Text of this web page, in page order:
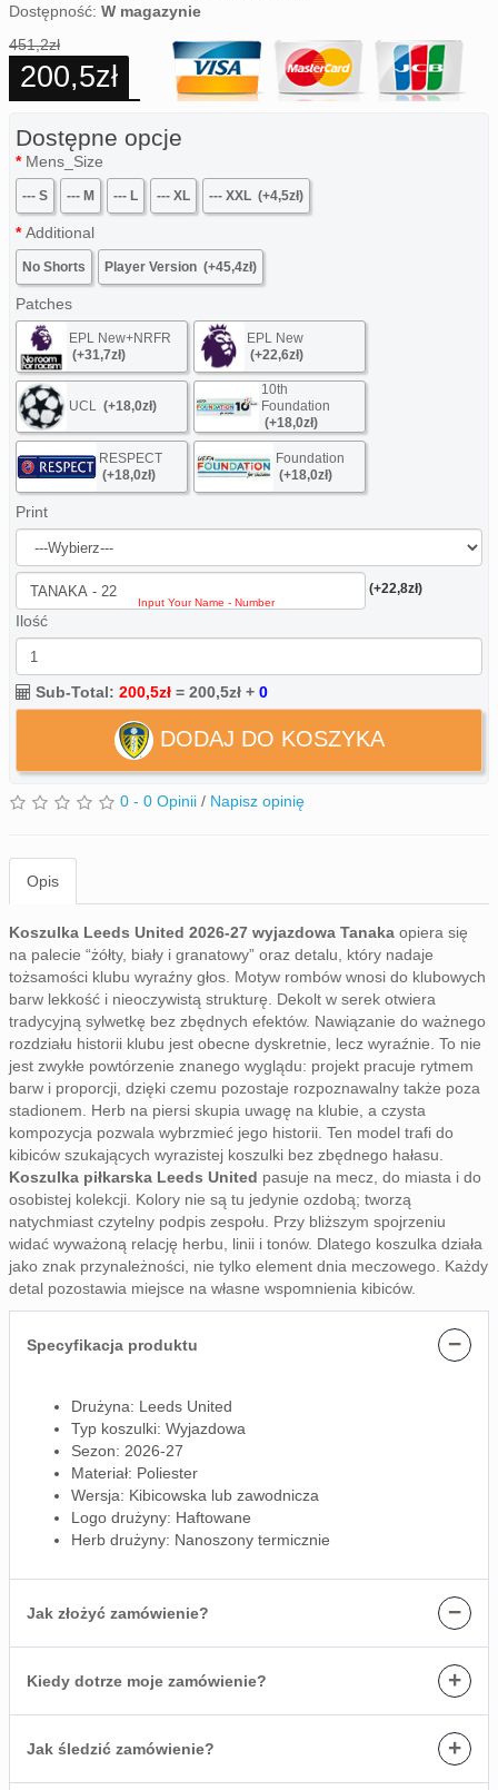
Dostępność: W magazynie
451,2zł
200,5zł
Dostępne opcje
Mens_Size
--- S --- M --- L --- XL --- XXL (+4,5zł)
Additional
No Shorts Player Version (+45,4zł)
Patches
EPL New+NRFR
(+31,7zł)
EPL New
(+22,6zł)
UCL (+18,0zł)
10th
Foundation
(+18,0zł)
RESPECT
(+18,0zł)
Foundation
(+18,0zł)
Print
(+22,8zł)
Ilość
Sub-Total: 200,5zł = 200,5zł + 0
DODAJ DO KOSZYKA
0 - 0 Opinii / Napisz opinię
Opis
Koszulka Leeds United 2026-27 wyjazdowa Tanaka opiera się
na palecie “żółty, biały i granatowy” oraz detalu, który nadaje
tożsamości klubu wyraźny głos. Motyw rombów wnosi do klubowych
barw lekkość i nieoczywistą strukturę. Dekolt w serek otwiera
tradycyjną sylwetkę bez zbędnych efektów. Nawiązanie do ważnego
rozdziału historii klubu jest obecne dyskretnie, lecz wyraźnie. To nie
jest zwykłe powtórzenie znanego wyglądu: projekt pracuje rytmem
barw i proporcji, dzięki czemu pozostaje rozpoznawalny także poza
stadionem. Herb na piersi skupia uwagę na klubie, a czysta
kompozycja pozwala wybrzmieć jego historii. Ten model trafi do
kibiców szukających wyrazistej koszulki bez zbędnego hałasu.
Koszulka piłkarska Leeds United pasuje na mecz, do miasta i do
osobistej kolekcji. Kolory nie są tu jedynie ozdobą; tworzą
natychmiast czytelny podpis zespołu. Przy bliższym spojrzeniu
widać wyważoną relację herbu, linii i tonów. Dlatego koszulka działa
jako znak przynależności, nie tylko element dnia meczowego. Każdy
detal pozostawia miejsce na własne wspomnienia kibiców.
Specyfikacja produktu −
Drużyna: Leeds United
Typ koszulki: Wyjazdowa
Sezon: 2026-27
Materiał: Poliester
Wersja: Kibicowska lub zawodnicza
Logo drużyny: Haftowane
Herb drużyny: Nanoszony termicznie
Jak złożyć zamówienie? −
Kiedy dotrze moje zamówienie? +
Jak śledzić zamówienie? +